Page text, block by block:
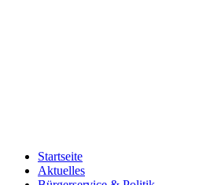
Startseite
Aktuelles